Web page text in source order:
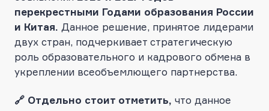
перекрестными Годами образования России
и Китая. Данное решение, принятое лидерами
двух стран, подчеркивает стратегическую
роль образовательного и кадрового обмена в
укреплении всеобъемлющего партнерства.
🔗 Отдельно стоит отметить, что данное